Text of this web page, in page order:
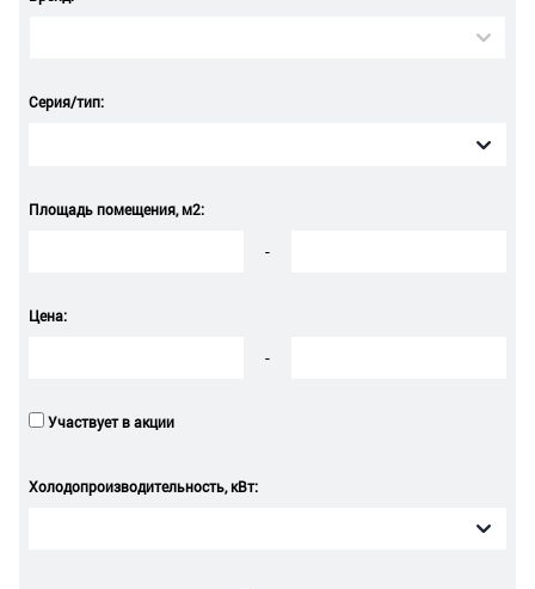
Серия/тип:
Площадь помещения, м2:
-
Цена:
-
Участвует в акции
Холодопроизводительность, кВт: